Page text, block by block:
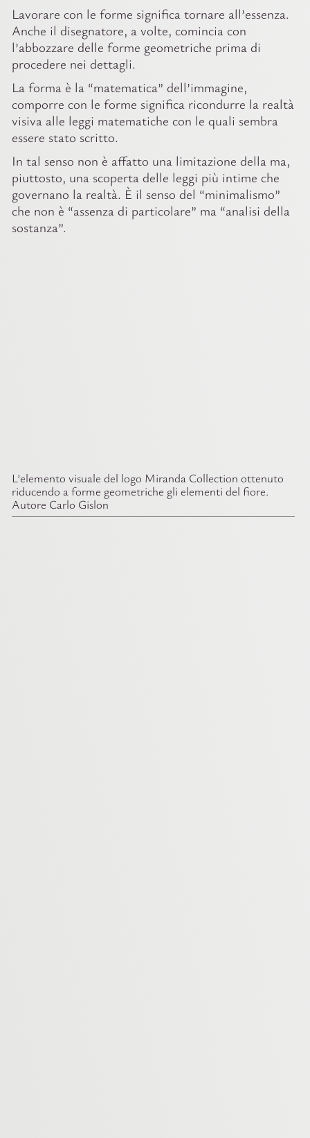
Lavorare con le forme significa tornare all’essenza.
Anche il disegnatore, a volte, comincia con
l’abbozzare delle forme geometriche prima di
procedere nei dettagli.
La forma è la “matematica” dell’immagine,
comporre con le forme significa ricondurre la realtà
visiva alle leggi matematiche con le quali sembra
essere stato scritto.
In tal senso non è affatto una limitazione della ma,
piuttosto, una scoperta delle leggi più intime che
governano la realtà. È il senso del “minimalismo”
che non è “assenza di particolare” ma “analisi della
sostanza”.
L’elemento visuale del logo Miranda Collection ottenuto
riducendo a forme geometriche gli elementi del fiore.
Autore Carlo Gislon